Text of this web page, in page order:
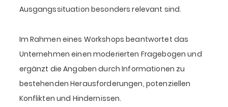
Ausgangssituation besonders relevant sind.
Im Rahmen eines Workshops beantwortet das
Unternehmen einen moderierten Fragebogen und
ergänzt die Angaben durch Informationen zu
bestehenden Herausforderungen, potenziellen
Konflikten und Hindernissen.